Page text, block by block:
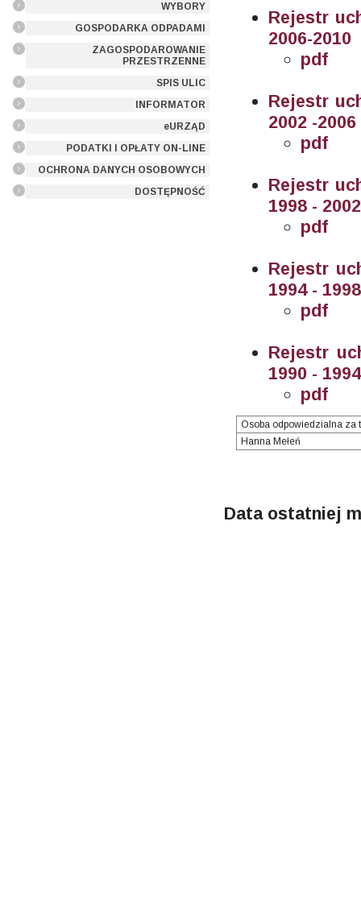
WYBORY
GOSPODARKA ODPADAMI
ZAGOSPODAROWANIE
PRZESTRZENNE
SPIS ULIC
INFORMATOR
eURZĄD
PODATKI I OPŁATY ON-LINE
OCHRONA DANYCH OSOBOWYCH
DOSTĘPNOŚĆ
Rejestr
2006-2010
pdf
Rejestr
2002 -2006
pdf
Rejestr
1998 - 2002
pdf
Rejestr
1994 - 1998
pdf
Rejestr
1990 - 1994
pdf
Osoba odpowiedzialna za
Hanna Mełeń
Data ostatniej